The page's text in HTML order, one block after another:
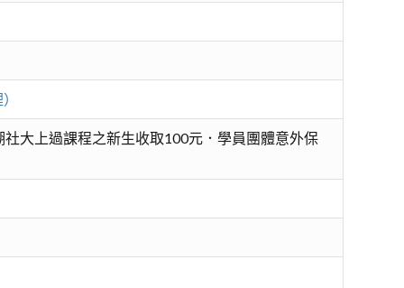
大上過課程之新生收取100元．學員團體意外保